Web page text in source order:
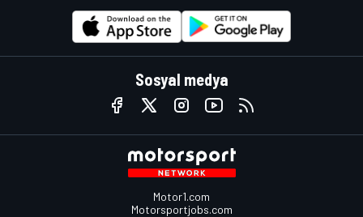
Sosyal medya
Motor1.com
Motorsportjobs.com